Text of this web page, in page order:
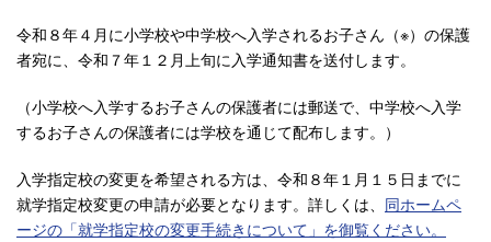
令和８年４月に小学校や中学校へ入学されるお子さん（※）の保護
者宛に、令和７年１２月上旬に入学通知書を送付します。
（小学校へ入学するお子さんの保護者には郵送で、中学校へ入学
するお子さんの保護者には学校を通じて配布します。）
入学指定校の変更を希望される方は、令和８年１月１５日までに
就学指定校変更の申請が必要となります。詳しくは、 同ホームペ
ージの「就学指定校の変更手続きについて」を御覧ください。